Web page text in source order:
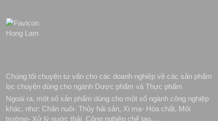
Chúng tôi chuyên tư vấn cho các doanh nghiệp về các sản phẩm
lọc chuyên dùng cho ngành Dược phẩm và Thực phẩm
Ngoài ra, một số sản phẩm dùng cho một số ngành công nghiệp
khác, như: Chăn nuôi- Thủy hải sản, Xi mạ- Hóa chất, Môi
trường- Xử lý nước thải, Công nghiệp chế tạo,…